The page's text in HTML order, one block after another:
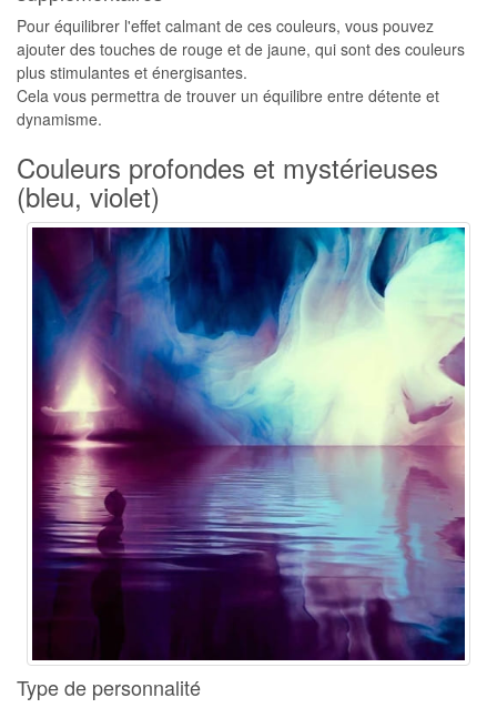
Pour équilibrer l'effet calmant de ces couleurs, vous pouvez
ajouter des touches de rouge et de jaune, qui sont des couleurs
plus stimulantes et énergisantes.
Cela vous permettra de trouver un équilibre entre détente et
dynamisme.
Couleurs profondes et mystérieuses
(bleu, violet)
Type de personnalité